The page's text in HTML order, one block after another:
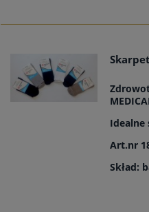
Idealne
Art.nr
Skład: